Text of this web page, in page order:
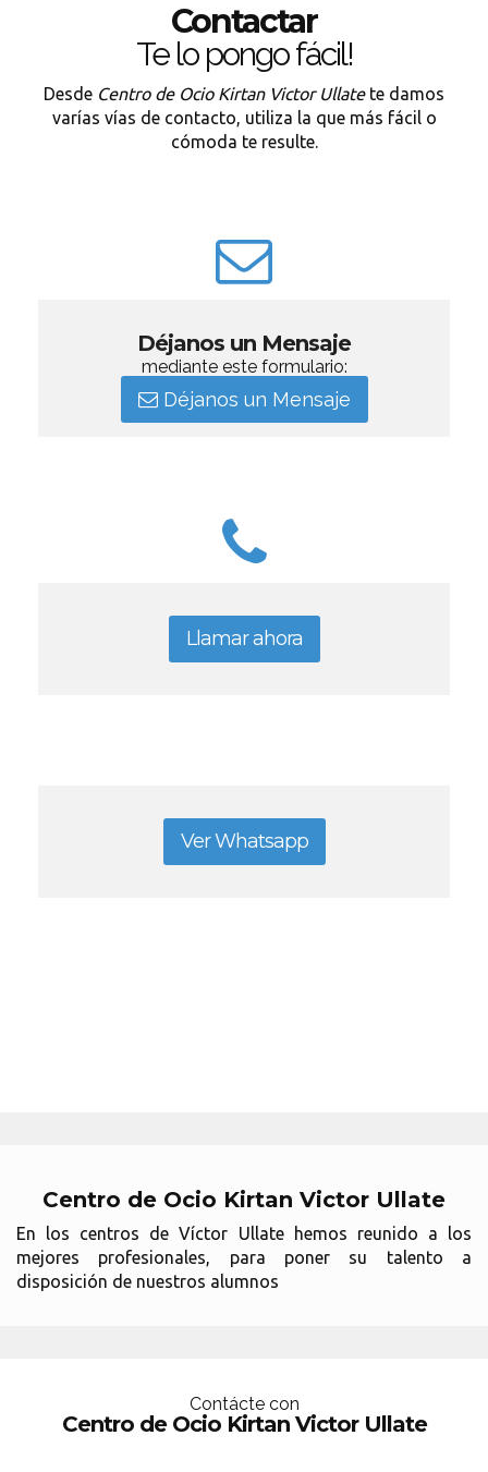
Contactar
Te lo pongo fácil!
Desde Centro de Ocio Kirtan Victor Ullatete damos
varías vías de contacto, utiliza la que más fácil o
cómoda te resulte.
Déjanos un Mensaje
mediante este formulario:
Déjanos un Mensaje
Llamar ahora
Ver Whatsapp
Centro de Ocio Kirtan Victor Ullate
En los centros de Víctor Ullate hemos reunido a los
mejores profesionales, para poner su talento a
disposición de nuestros alumnos
Contácte con
Centro de Ocio Kirtan Victor Ullate